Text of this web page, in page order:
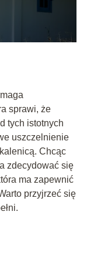
sprawi, że
tych istotnych
uszczelnienie
Chcąc
zdecydować się
ma zapewnić
przyjrzeć się